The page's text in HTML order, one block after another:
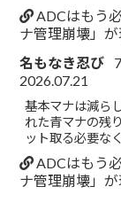
ADCはもう
ナ管理崩壊」
名もなき忍び
2026.07.21
基本マナは減ら
れた青マナの残
ット取る必要な
ADCはもう
ナ管理崩壊」